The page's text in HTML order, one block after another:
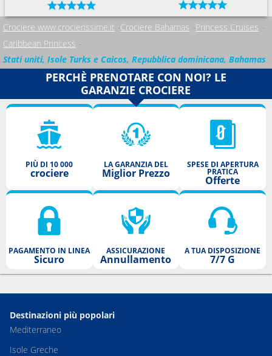
Crociere www.crocierissime.it Crociere Bahamas Princess Cruises
Caribbean Princess
Stati uniti, Isole Turks e Caicos, Repubblica dominicana, Bahamas
PERCHÈ PRENOTARE CON NOI? LE
GARANZIE CROCIERE
PIÙ DI 10 000
crociere
LA GARANZIA DEL
Miglior Prezzo
SPESE DI APERTURA
PRATICA
Offerte
PAGAMENTO IN LINEA
Sicuro
ASSICURAZIONE
Annullamento
A TUA DISPOSIZIONE
7/7 G
Destinazioni più popolari
Mediterraneo
Isole Greche